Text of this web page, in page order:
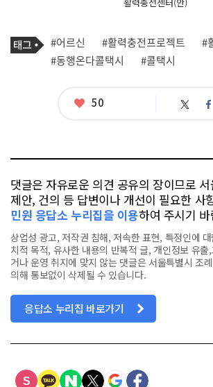
기
사
관
련
태
그
#어르신 #활력충전프로젝트
#
#동행온다콜택시
#콜택시
좋
50 트 페
댓글은 자유로운 의견 공유의 장이므로
제안, 건의 등 답변이나 개선이 필요한 사
민원 응답소 누리집을 이용하여 주시기
상업성 광고, 저작권 침해, 저속한 표현, 특정인에
치적 목적, 유사한 내용의 반복적 글, 개인정보 유
거나 운영 취지에 맞지 않는 댓글은 서울특별시 조
의해 통보없이 삭제될 수 있습니다.
응답소 누리집 바로가기